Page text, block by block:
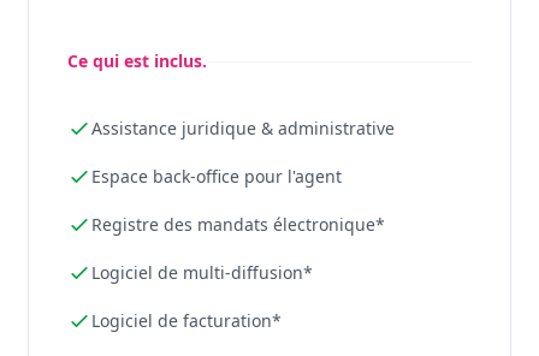
Ce qui est inclus.
Assistance juridique & administrative
Espace back-office pour l'agent
Registre des mandats électronique*
Logiciel de multi-diffusion*
Logiciel de facturation*